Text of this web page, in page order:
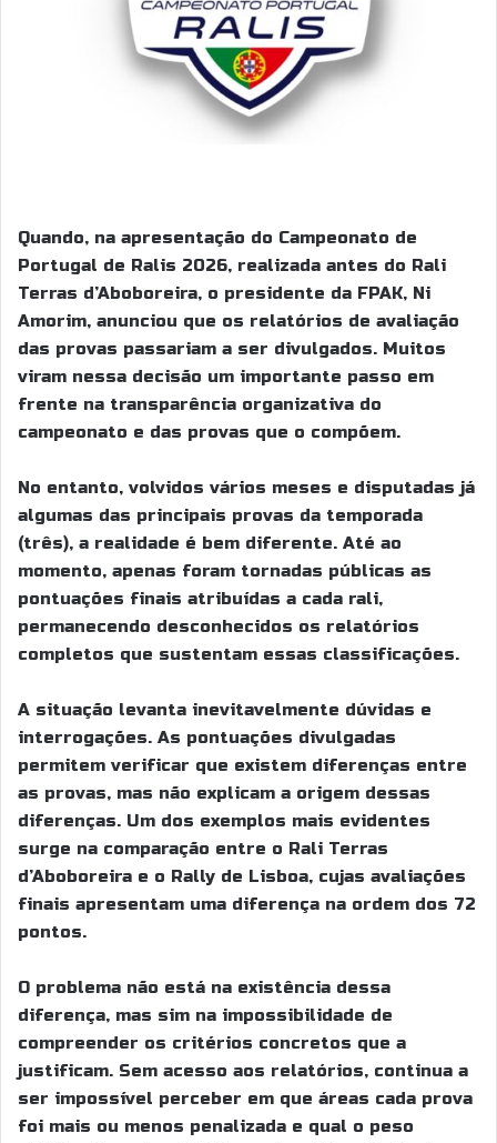
Quando, na apresentação do Campeonato de
Portugal de Ralis 2026, realizada antes do Rali
Terras d’Aboboreira, o presidente da FPAK, Ni
Amorim, anunciou que os relatórios de avaliação
das provas passariam a ser divulgados. Muitos
viram nessa decisão um importante passo em
frente na transparência organizativa do
campeonato e das provas que o compõem.
No entanto, volvidos vários meses e disputadas já
algumas das principais provas da temporada
(três), a realidade é bem diferente. Até ao
momento, apenas foram tornadas públicas as
pontuações finais atribuídas a cada rali,
permanecendo desconhecidos os relatórios
completos que sustentam essas classificações.
A situação levanta inevitavelmente dúvidas e
interrogações. As pontuações divulgadas
permitem verificar que existem diferenças entre
as provas, mas não explicam a origem dessas
diferenças. Um dos exemplos mais evidentes
surge na comparação entre o Rali Terras
d’Aboboreira e o Rally de Lisboa, cujas avaliações
finais apresentam uma diferença na ordem dos 72
pontos.
O problema não está na existência dessa
diferença, mas sim na impossibilidade de
compreender os critérios concretos que a
justificam. Sem acesso aos relatórios, continua a
ser impossível perceber em que áreas cada prova
foi mais ou menos penalizada e qual o peso